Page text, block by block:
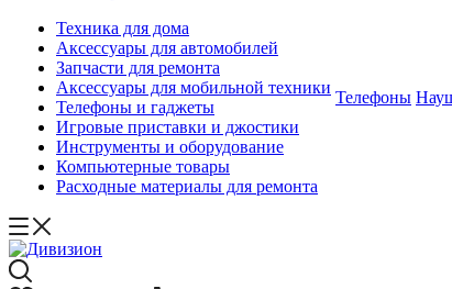
Техника для дома
Аксессуары для автомобилей
Запчасти для ремонта
Аксессуары для мобильной техники
Телефоны и гаджеты
Игровые приставки и джостики
Инструменты и оборудование
Компьютерные товары
Расходные материалы для ремонта
Телефоны